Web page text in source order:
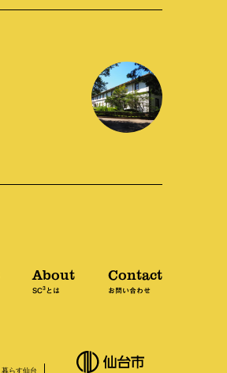
About
SC3 とは
Contact
お問い合わせ
暮らす仙台